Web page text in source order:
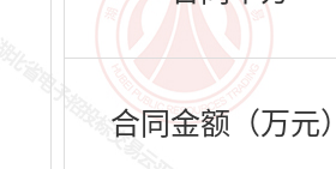
合同金额（万元）